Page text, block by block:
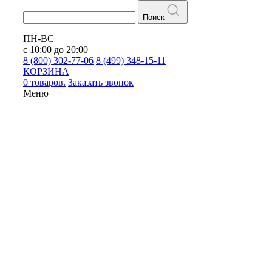
Поиск
ПН-ВС
с 10:00 до 20:00
8 (800) 302-77-06 8 (499) 348-15-11
КОРЗИНА
0 товаров. Заказать звонок
Меню